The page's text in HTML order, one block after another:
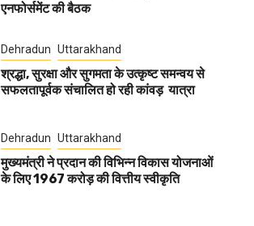
एनफोर्समेंट की बैठक
Dehradun Uttarakhand
श्रद्धा, सुरक्षा और सुगमता के उत्कृष्ट समन्वय से
सफलतापूर्वक संचालित हो रही कांवड़ यात्रा
Dehradun Uttarakhand
मुख्यमंत्री ने प्रदान की विभिन्न विकास योजनाओं
के लिए 1967 करोड़ की वित्तीय स्वीकृति